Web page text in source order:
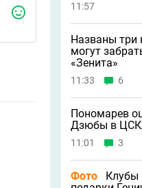
11:57
Названы три
могут
«Зенита»
11:33 6
Пономарев
Дзюбы в
11:01 3
Фото
Клубы